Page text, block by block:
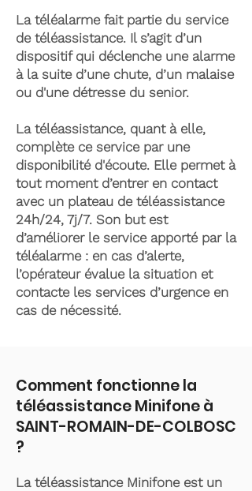
La téléalarme fait partie du service
de téléassistance. Il s’agit d’un
dispositif qui déclenche une alarme
à la suite d’une chute, d’un malaise
ou d'une détresse du senior.
La téléassistance, quant à elle,
complète ce service par une
disponibilité d'écoute. Elle permet à
tout moment d’entrer en contact
avec un plateau de téléassistance
24h/24, 7j/7. Son but est
d’améliorer le service apporté par la
téléalarme : en cas d’alerte,
l’opérateur évalue la situation et
contacte les services d’urgence en
cas de nécessité.
Comment fonctionne la
téléassistance Minifone à
SAINT-ROMAIN-DE-COLBOSC
?
La téléassistance Minifone est un